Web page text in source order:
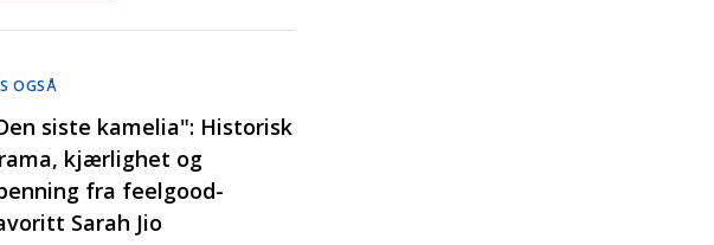
OGSÅ
siste kamelia": Historisk
kjærlighet og
fra feelgood-
Sarah Jio